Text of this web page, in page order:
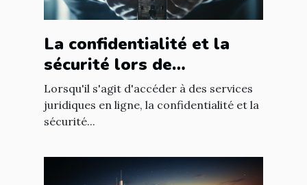
La confidentialité et la
sécurité lors de
l'utilisation d'un avocat en
ligne
Lorsqu'il s'agit d'accéder à des services
juridiques en ligne, la confidentialité et la
sécurité...